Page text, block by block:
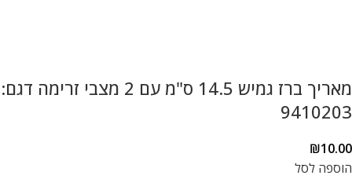
מאריך ברז גמיש 14.5 ס"מ עם 2 מצבי זרימה דגם:
9410203
₪10.00
הוספה לסל